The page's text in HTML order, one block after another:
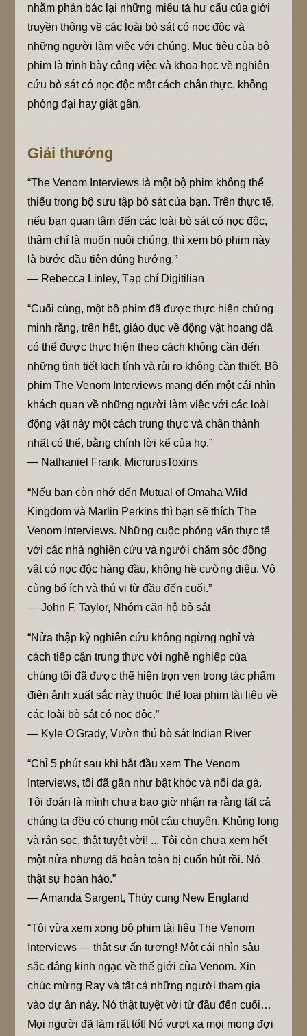
nhằm phản bác lại những miêu tả hư cấu của giới
truyền thông về các loài bò sát có nọc độc và
những người làm việc với chúng. Mục tiêu của bộ
phim là trình bày công việc và khoa học về nghiên
cứu bò sát có nọc độc một cách chân thực, không
phóng đại hay giật gân.
Giải thưởng
“The Venom Interviews là một bộ phim không thể
thiếu trong bộ sưu tập bò sát của bạn. Trên thực tế,
nếu bạn quan tâm đến các loài bò sát có nọc độc,
thậm chí là muốn nuôi chúng, thì xem bộ phim này
là bước đầu tiên đúng hướng.”
— Rebecca Linley, Tạp chí Digitilian
“Cuối cùng, một bộ phim đã được thực hiện chứng
minh rằng, trên hết, giáo dục về động vật hoang dã
có thể được thực hiện theo cách không cần đến
những tình tiết kịch tính và rủi ro không cần thiết. Bộ
phim The Venom Interviews mang đến một cái nhìn
khách quan về những người làm việc với các loài
động vật này một cách trung thực và chân thành
nhất có thể, bằng chính lời kể của họ.”
— Nathaniel Frank, MicrurusToxins
“Nếu bạn còn nhớ đến Mutual of Omaha Wild
Kingdom và Marlin Perkins thì bạn sẽ thích The
Venom Interviews. Những cuộc phỏng vấn thực tế
với các nhà nghiên cứu và người chăm sóc động
vật có nọc độc hàng đầu, không hề cường điệu. Vô
cùng bổ ích và thú vị từ đầu đến cuối.”
— John F. Taylor, Nhóm căn hộ bò sát
“Nửa thập kỷ nghiên cứu không ngừng nghỉ và
cách tiếp cận trung thực với nghề nghiệp của
chúng tôi đã được thể hiện trọn vẹn trong tác phẩm
điện ảnh xuất sắc này thuộc thể loại phim tài liệu về
các loài bò sát có nọc độc.”
— Kyle O'Grady, Vườn thú bò sát Indian River
“Chỉ 5 phút sau khi bắt đầu xem The Venom
Interviews, tôi đã gần như bật khóc và nổi da gà.
Tôi đoán là mình chưa bao giờ nhận ra rằng tất cả
chúng ta đều có chung một câu chuyện. Khủng long
và rắn sọc, thật tuyệt vời! ... Tôi còn chưa xem hết
một nửa nhưng đã hoàn toàn bị cuốn hút rồi. Nó
thật sự hoàn hảo.”
— Amanda Sargent, Thủy cung New England
“Tôi vừa xem xong bộ phim tài liệu The Venom
Interviews — thật sự ấn tượng! Một cái nhìn sâu
sắc đáng kinh ngạc về thế giới của Venom. Xin
chúc mừng Ray và tất cả những người tham gia
vào dự án này. Nó thật tuyệt vời từ đầu đến cuối…
Mọi người đã làm rất tốt! Nó vượt xa mọi mong đợi